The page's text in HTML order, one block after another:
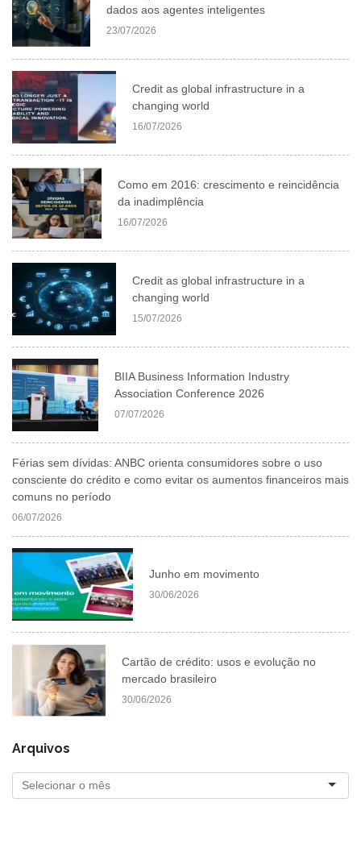
dados aos agentes inteligentes
23/07/2026
Credit as global infrastructure in a
changing world
16/07/2026
Como em 2016: crescimento e reincidência
da inadimplência
16/07/2026
Credit as global infrastructure in a
changing world
15/07/2026
BIIA Business Information Industry
Association Conference 2026
07/07/2026
Férias sem dívidas: ANBC orienta consumidores sobre o uso
consciente do crédito e como evitar os aumentos financeiros mais
comuns no período
06/07/2026
Junho em movimento
30/06/2026
Cartão de crédito: usos e evolução no
mercado brasileiro
30/06/2026
Arquivos